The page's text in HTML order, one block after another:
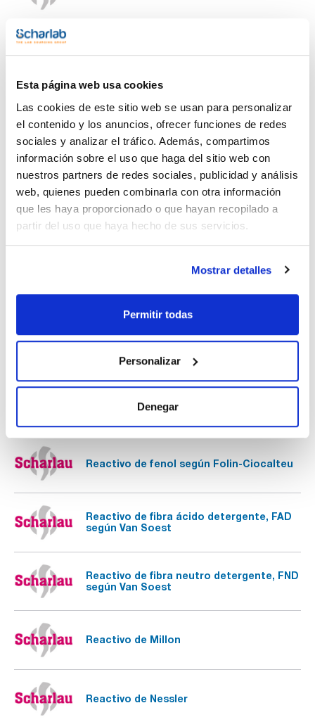
Esta página web usa cookies
Las cookies de este sitio web se usan para personalizar
el contenido y los anuncios, ofrecer funciones de redes
sociales y analizar el tráfico. Además, compartimos
información sobre el uso que haga del sitio web con
nuestros partners de redes sociales, publicidad y análisis
web, quienes pueden combinarla con otra información
que les haya proporcionado o que hayan recopilado a
partir del uso que haya hecho de sus servicios.
Mostrar detalles
Permitir todas
Personalizar
Denegar
determinación cualitativa de azúcar
Reactivo de Benedict, para la
determinación cuantitativa de azúcar
Reactivo de Biuret, para la determinación
de proteínas
Reactivo de Carrez I
Reactivo de Fehling, solución A: cobre(II)
sodio tartrato, alcalino, para la
determinación de azúcar
Reactivo de fenol según Folin-Ciocalteu
Reactivo de fibra ácido detergente, FAD
según Van Soest
Reactivo de fibra neutro detergente, FND
según Van Soest
Reactivo de Millon
Reactivo de Nessler